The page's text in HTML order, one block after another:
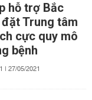
hỗ trợ Bắc
Trung tâm
cực quy mô
bệnh
| 27/05/2021